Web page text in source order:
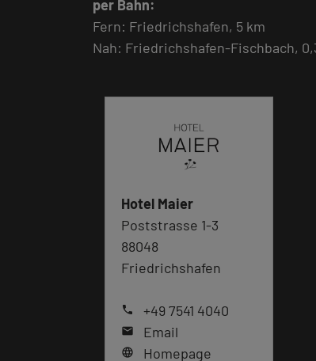
per Bahn:
Fern: Friedrichshafen, 5 km
Nah: Friedrichshafen-Fischbach,
Hotel Maier
Poststrasse 1-3
88048
Friedrichshafen
phone +49 7541 4040
mail Email
language Homepage